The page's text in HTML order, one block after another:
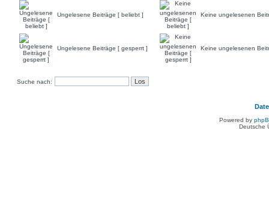
Ungelesene Beiträge [ beliebt ] Keine ungelesenen
Ungelesene Beiträge [ gesperrt ] Keine ungelesenen
Suche nach:
Powered by
Deutsche